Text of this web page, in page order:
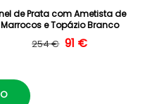
de Prata com Ametista de
Marrocos e Topázio Branco
Preço normal
254 €Preço de saldo
91 €